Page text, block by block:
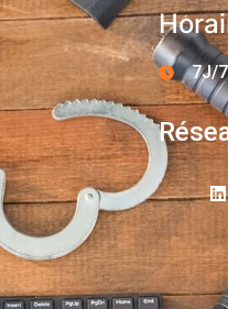
7J/